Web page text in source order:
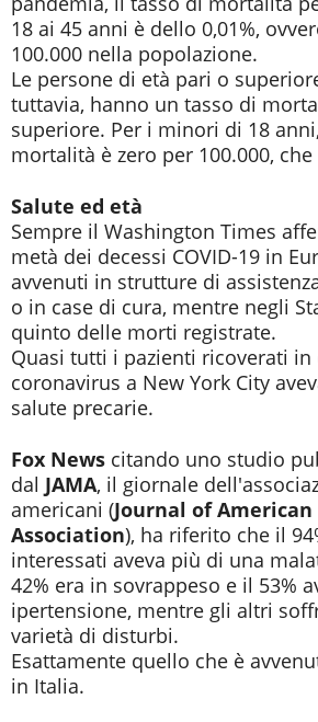
18 ai 45 anni è dello 0,01%,
100.000 nella popolazione.
Le persone di età pari o
tuttavia, hanno un tasso di
superiore. Per i minori di 18
mortalità è zero per 100.000,
Salute ed età
Sempre il Washington Times
metà dei decessi COVID-19 in
avvenuti in strutture di
o in case di cura, mentre negli
quinto delle morti registrate.
Quasi tutti i pazienti ricoverati in
coronavirus a New York City
salute precarie.
Fox News citando uno studio
dal JAMA, il giornale
americani (Journal of American
Association), ha riferito che il
interessati aveva più di una
42% era in sovrappeso e il 53%
ipertensione, mentre gli altri
varietà di disturbi.
Esattamente quello che è
in Italia.